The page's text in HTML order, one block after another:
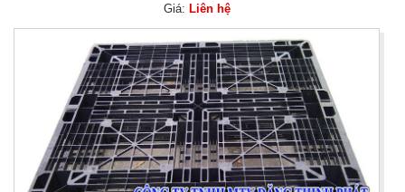
Giá: Liên hệ